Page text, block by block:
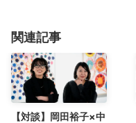
関連記事
【対談】岡田裕子×中